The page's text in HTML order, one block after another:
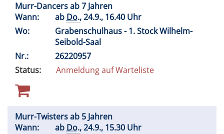
Murr-Dancers ab 7 Jahren
Wann:
ab Do., 24.9., 16.40 Uhr
Wo:
Grabenschulhaus - 1. Stock Wilhelm-
Seibold-Saal
Nr.:
26220957
Status:
Anmeldung auf Warteliste
Murr-Twisters ab 5 Jahren
Wann:
ab Do., 24.9., 15.30 Uhr